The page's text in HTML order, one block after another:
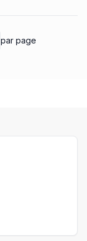
par page